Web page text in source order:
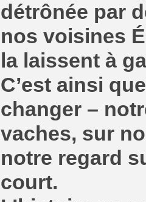
détrônée par
nos voisines
la laissent à
C’est ainsi
changer –
vaches, sur
notre regard
court.